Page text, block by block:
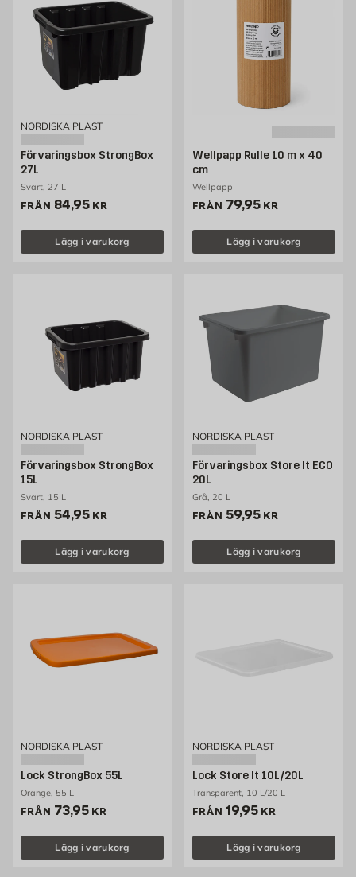
NORDISKA PLAST
Förvaringsbox StrongBox
27L
Svart, 27 L
FRÅN Pris 84.95 kr
84,95 KR
Lägg i varukorg
Wellpapp Rulle 10 m x 40
cm
Wellpapp
FRÅN Pris 79.95 kr
79,95 KR
Lägg i varukorg
NORDISKA PLAST
Förvaringsbox StrongBox
15L
Svart, 15 L
FRÅN Pris 54.95 kr
54,95 KR
Lägg i varukorg
NORDISKA PLAST
Förvaringsbox Store It ECO
20L
Grå, 20 L
FRÅN Pris 59.95 kr
59,95 KR
Lägg i varukorg
NORDISKA PLAST
Lock StrongBox 55L
Orange, 55 L
FRÅN Pris 73.95 kr
73,95 KR
Lägg i varukorg
NORDISKA PLAST
Lock Store It 10L/20L
Transparent, 10 L/20 L
FRÅN Pris 19.95 kr
19,95 KR
Lägg i varukorg